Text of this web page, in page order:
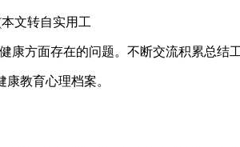
文转自实用工
方面存在的问题。不断交流积累总结
教育心理档案。